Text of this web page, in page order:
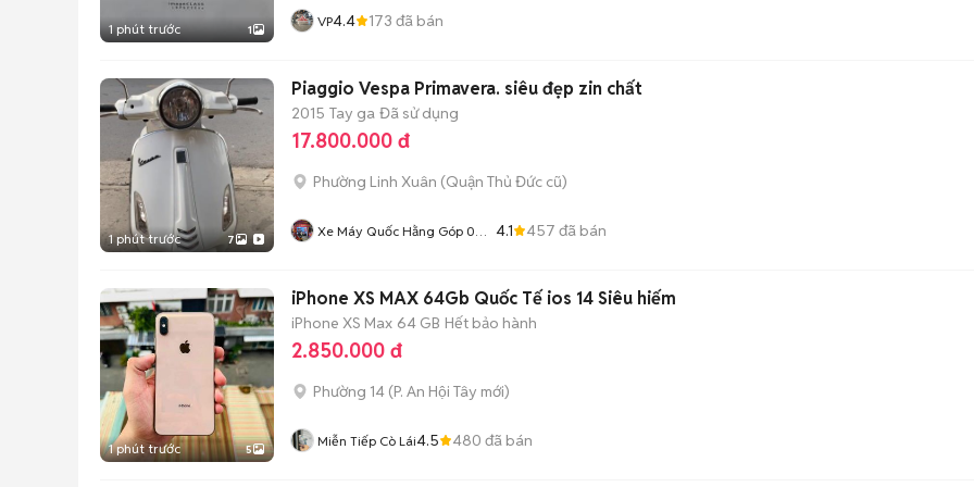
1 phút trước 1 VP4.4 173 đã bán
1 phút trước 7
Piaggio Vespa Primavera. siêu đẹp zin chất
2015 Tay ga Đã sử dụng
17.800.000 đ
Phường Linh Xuân (Quận Thủ Đức cũ)
Xe Máy Quốc Hằng Góp 0
4.1 457 đã bán
1 phút trước 5
iPhone XS MAX 64Gb Quốc Tế ios 14 Siêu hiếm
iPhone XS Max 64 GB Hết bảo hành
2.850.000 đ
Phường 14 (P. An Hội Tây mới)
Miễn Tiếp Cò Lái4.5 480 đã bán